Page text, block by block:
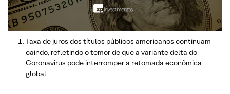
Taxa de juros dos títulos públicos americanos continuam
caindo, refletindo o temor de que a variante delta do
Coronavirus pode interromper a retomada econômica
global